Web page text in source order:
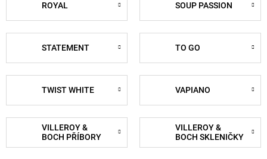
ROYAL SOUP PASSION
STATEMENT TO GO
TWIST WHITE VAPIANO
VILLEROY &
BOCH PŘÍBORY
VILLEROY &
BOCH SKLENIČKY